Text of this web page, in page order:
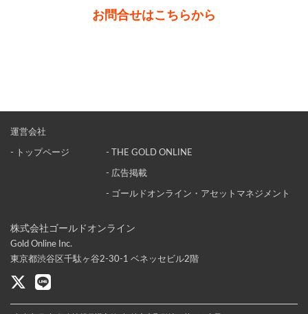
お問合せはこちらから
株式会社ゴールドオンライン
Gold Online Inc.
東京都渋谷区千駄ヶ谷2-30-1 ベネッセビル2階
運営会社
- トップページ - THE GOLD ONLINE
- 広告掲載
- ゴールドオンライン・アセットマネジメント